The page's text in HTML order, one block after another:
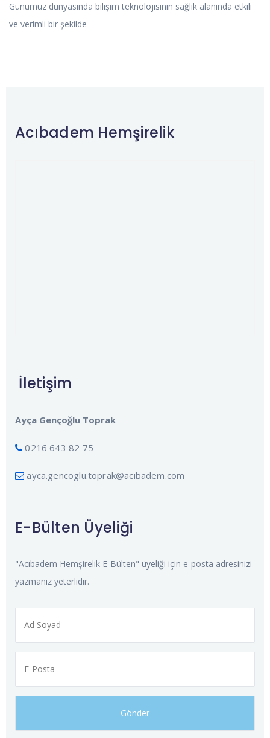
Günümüz dünyasında bilişim teknolojisinin sağlık alanında etkili
ve verimli bir şekilde
Acıbadem Hemşirelik
İletişim
Ayça Gençoğlu Toprak
0216 643 82 75
ayca.gencoglu.toprak@acibadem.com
E-Bülten Üyeliği
"Acıbadem Hemşirelik E-Bülten" üyeliği için e-posta adresinizi
yazmanız yeterlidir.